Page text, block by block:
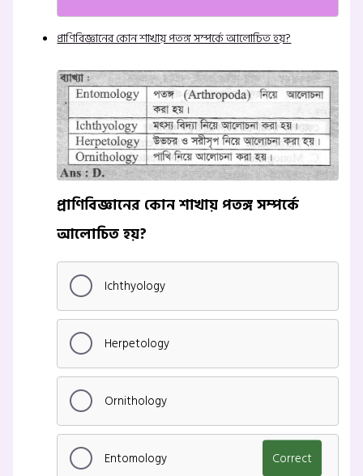
প্রাণিবিজ্ঞানের কোন শাখায় পতঙ্গ সম্পর্কে আলোচিত হয়?
প্রাণিবিজ্ঞানের কোন শাখায় পতঙ্গ সম্পর্কে
আলোচিত হয়?
Ichthyology
Herpetology
Ornithology
Entomology Correct